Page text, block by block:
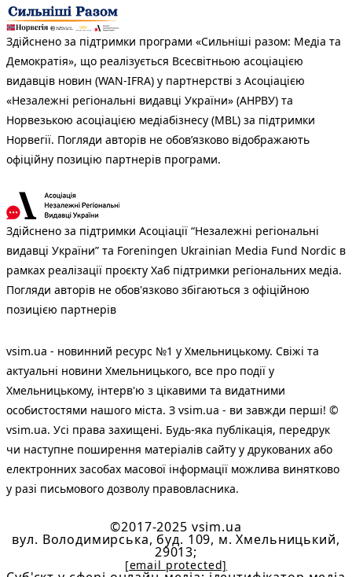
Здійснено за підтримки програми «Сильніші разом: Медіа та
Демократія», що реалізується Всесвітньою асоціацією
видавців новин (WAN-IFRA) у партнерстві з Асоціацією
«Незалежні регіональні видавці України» (АНРВУ) та
Норвезькою асоціацією медіабізнесу (MBL) за підтримки
Норвегії. Погляди авторів не обов’язково відображають
офіційну позицію партнерів програми.
Здійснено за підтримки Асоціації “Незалежні регіональні
видавці України” та Foreningen Ukrainian Media Fund Nordic в
рамках реалізації проєкту Хаб підтримки регіональних медіа.
Погляди авторів не обов'язково збігаються з офіційною
позицією партнерів
vsim.ua - новинний ресурс №1 у Хмельницькому. Свіжі та
актуальні новини Хмельницького, все про події у
Хмельницькому, інтерв'ю з цікавими та видатними
особистостями нашого міста. З vsim.ua - ви завжди перші! ©
vsim.ua. Усі права захищені. Будь-яка публiкацiя, передрук
чи наступне поширення матеріалів сайту у друкованих або
електронних засобах масової інформації можлива винятково
у разі письмового дозволу правовласника.
©2017-2025 vsim.ua
вул. Володимирська, буд. 109, м. Хмельницький,
29013;
[email protected]